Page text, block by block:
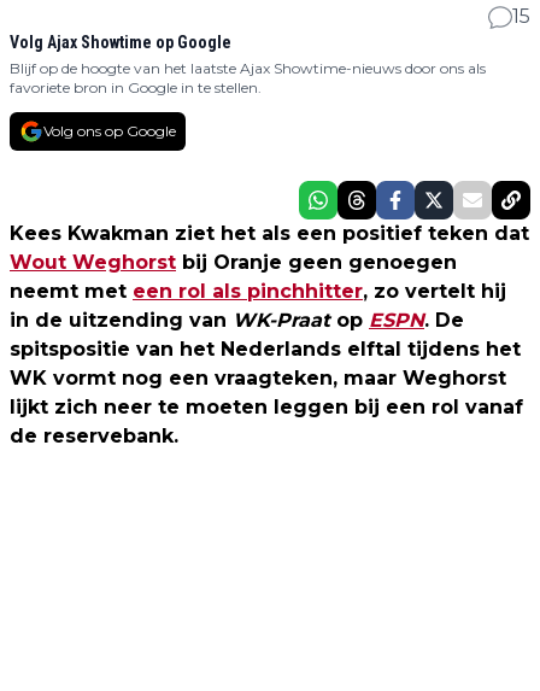
15
Volg Ajax Showtime op Google
Blijf op de hoogte van het laatste Ajax Showtime-nieuws door ons als
favoriete bron in Google in te stellen.
Volg ons op Google
Kees Kwakman ziet het als een positief teken dat
Wout Weghorst bij Oranje geen genoegen
neemt met een rol als pinchhitter, zo vertelt hij
in de uitzending van WK-Praatop ESPN. De
spitspositie van het Nederlands elftal tijdens het
WK vormt nog een vraagteken, maar Weghorst
lijkt zich neer te moeten leggen bij een rol vanaf
de reservebank.